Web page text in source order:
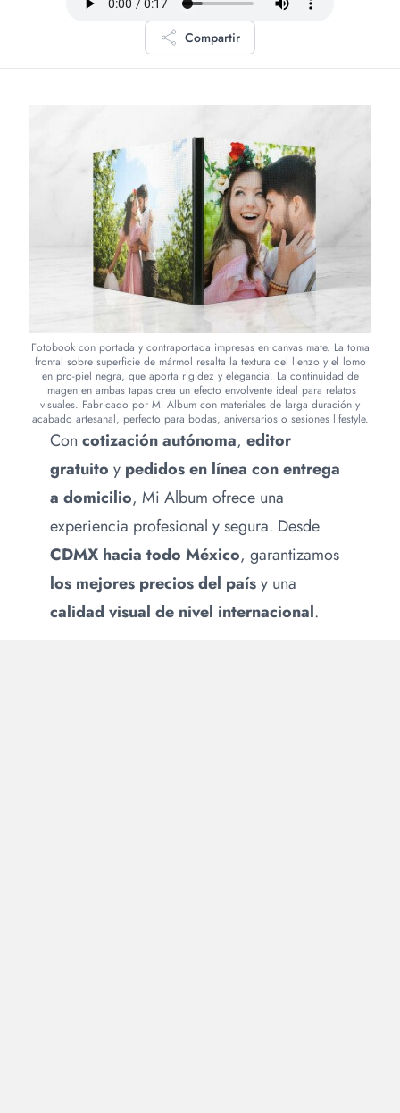
Compartir
Con cotización autónoma, editor
gratuito y pedidos en línea con entrega
a domicilio, Mi Album ofrece una
experiencia profesional y segura. Desde
CDMX hacia todo México, garantizamos
los mejores precios del paísy una
calidad visual de nivel internacional.
Fotobook con portada y contraportada impresas en canvas mate. La toma
frontal sobre superficie de mármol resalta la textura del lienzo y el lomo
en pro-piel negra, que aporta rigidez y elegancia. La continuidad de
imagen en ambas tapas crea un efecto envolvente ideal para relatos
visuales. Fabricado por Mi Album con materiales de larga duración y
acabado artesanal, perfecto para bodas, aniversarios o sesiones lifestyle.